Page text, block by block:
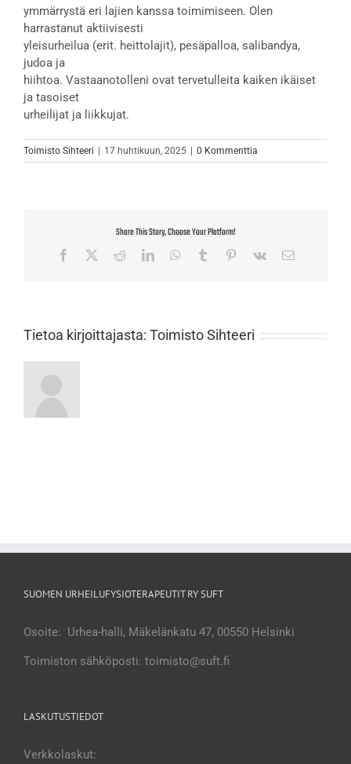
ymmärrystä eri lajien kanssa toimimiseen. Olen
harrastanut aktiivisesti
yleisurheilua (erit. heittolajit), pesäpalloa, salibandya,
judoa ja
hiihtoa. Vastaanotolleni ovat tervetulleita kaiken ikäiset
ja tasoiset
urheilijat ja liikkujat.
Toimisto Sihteeri | 17 huhtikuun, 2025 | 0 Kommenttia
Share This Story, Choose Your Platform!
Facebook RedditLinkedInWhatsApp
Tumblr Pinterest
Vk Sähköposti
Tietoa kirjoittajasta: Toimisto Sihteeri
SUOMEN URHEILUFYSIOTERAPEUTIT RY SUFT
Osoite: Urhea-halli, Mäkelänkatu 47, 00550 Helsinki
Toimiston sähköposti: toimisto@suft.fi
LASKUTUSTIEDOT
Verkkolaskut: